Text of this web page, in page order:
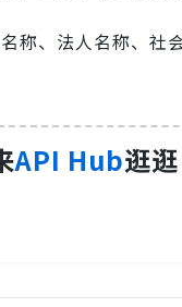
称、法人名称、社
API Hub逛逛